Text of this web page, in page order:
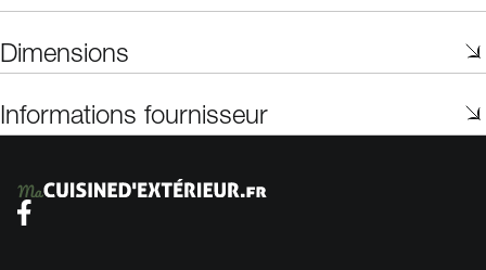
Dimensions
Informations fournisseur